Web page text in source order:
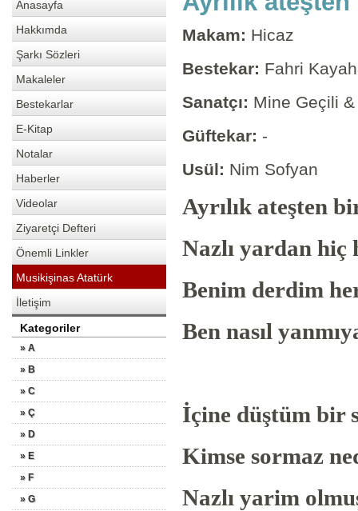
Anasayfa
Hakkımda
Şarkı Sözleri
Makaleler
Bestekarlar
E-Kitap
Notalar
Haberler
Videolar
Ziyaretçi Defteri
Önemli Linkler
Musikişinas Atatürk
İletişim
Kategoriler
» A
» B
» C
» Ç
» D
» E
» F
» G
Makam: Hicaz
Bestekar: Fahri
Sanatçı: Mine Geçili
Güftekar: -
Usül: Nim Sofyan
Ayrılık ateşten
Nazlı yardan hiç
Benim derdim
Ben nasıl
İçine düştüm bir
Kimse sormaz
Nazlı yarim